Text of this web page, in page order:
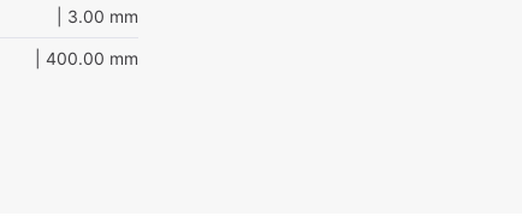
| 3.00 mm
| 400.00 mm